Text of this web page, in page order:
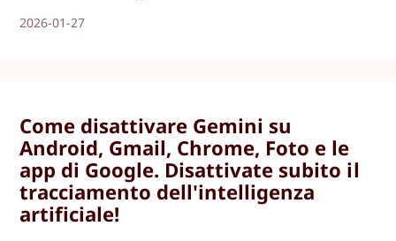
2026-01-27
Come disattivare Gemini su
Android, Gmail, Chrome, Foto e le
app di Google. Disattivate subito il
tracciamento dell'intelligenza
artificiale!